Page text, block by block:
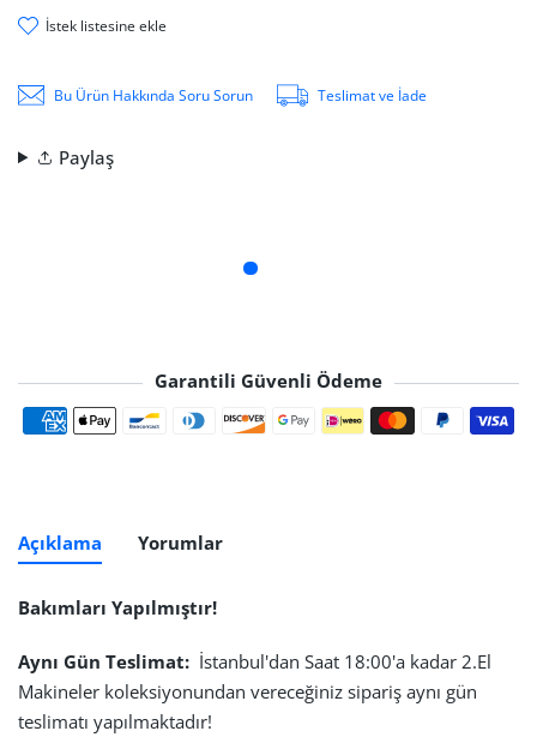
i̇stek li̇stesi̇ne ekle
Bu Ürün Hakkında Soru Sorun Teslimat ve İade
Paylaş
Garantili Güvenli Ödeme
Ödeme yöntemleri
Açıklama Yorumlar
Bakımları Yapılmıştır!
Aynı Gün Teslimat: İstanbul'dan Saat 18:00'a kadar 2.El
Makineler koleksiyonundan vereceğiniz sipariş aynı gün
teslimatı yapılmaktadır!